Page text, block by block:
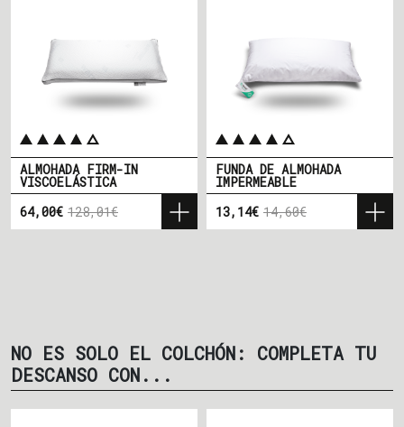
ALMOHADA FIRM-IN
VISCOELÁSTICA
Precio
64,00€
Precio base
128,01€
FUNDA DE ALMOHADA
IMPERMEABLE
Precio
13,14€
Precio base
14,60€
NO ES SOLO EL COLCHÓN: COMPLETA TU
DESCANSO CON...